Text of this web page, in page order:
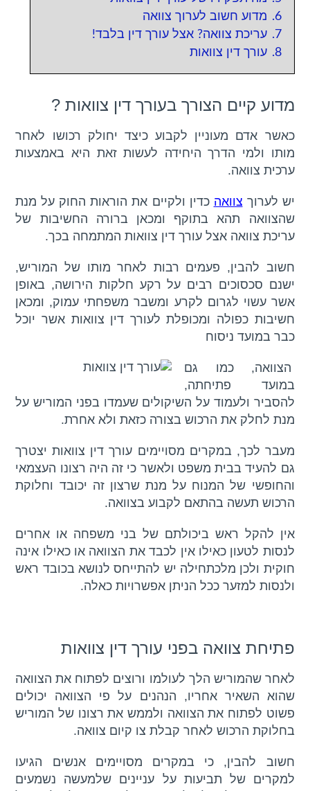
font_download סמן קישורים
לאפס
cached
6.
מדוע חשוב לערוך צוואה
7.
עריכת צוואה? אצל עורך דין בלבד!
8.
עורך דין צוואות
מדוע קיים הצורך בעורך דין צוואות ?
כאשר אדם מעוניין לקבוע כיצד יחולק רכושו לאחר
מותו ולמי הדרך היחידה לעשות זאת היא באמצעות
ערכית צוואה.
יש לערוך צוואה כדין ולקיים את הוראות החוק על מנת
שהצוואה תהא בתוקף ומכאן ברורה החשיבות של
עריכת צוואה אצל עורך דין צוואות המתמחה בכך.
חשוב להבין, פעמים רבות לאחר מותו של המוריש,
ישנם סכסוכים רבים על רקע חלקות הירושה, באופן
אשר עשוי לגרום לקרע ומשבר משפחתי עמוק, ומכאן
חשיבות כפולה ומכופלת לעורך דין צוואות אשר יוכל
כבר במועד ניסוח
הצוואה, כמו גם
במועד פתיחתה,
להסביר ולעמוד על השיקולים שעמדו בפני המוריש על
מנת לחלק את הרכוש בצורה כזאת ולא אחרת.
מעבר לכך, במקרים מסויימים עורך דין צוואות יצטרך
גם להעיד בבית משפט ולאשר כי זה היה רצונו העצמאי
והחופשי של המנוח על מנת שרצון זה יכובד וחלוקת
הרכוש תעשה בהתאם לקבוע בצוואה.
אין להקל ראש ביכולתם של בני משפחה או אחרים
לנסות לטעון כאילו אין לכבד את הצוואה או כאילו אינה
חוקית ולכן מלכתחילה יש להתייחס לנושא בכובד ראש
ולנסות למזער ככל הניתן אפשרויות כאלה.
פתיחת צוואה בפני עורך דין צוואות
לאחר שהמוריש הלך לעולמו ורוצים לפתוח את הצוואה
שהוא השאיר אחריו, הנהנים על פי הצוואה יכולים
פשוט לפתוח את הצוואה ולממש את רצונו של המוריש
בחלוקת הרכוש לאחר קבלת צו קיום צוואה.
חשוב להבין, כי במקרים מסויימים אנשים הגיעו
למקרים של תביעות על עניינים שלמעשה נשמעים